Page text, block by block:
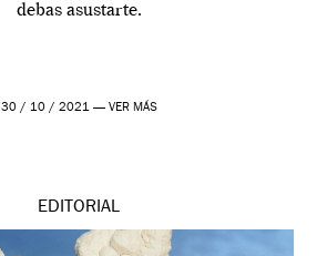
debas asustarte.
30 / 10 / 2021 — VER MÁS
EDITORIAL